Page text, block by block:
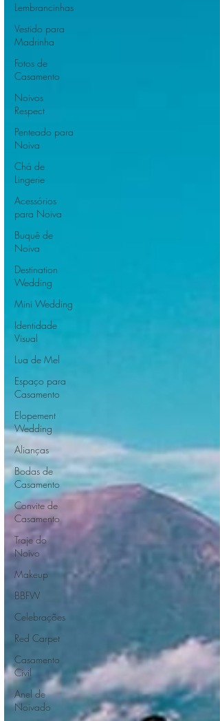
Lembrancinhas
Vestido para
Madrinha
Fotos de
Casamento
Noivos
Respect
Penteado para
Noiva
Chá de
Lingerie
Acessórios
para Noiva
Buquê de
Noiva
Destination
Wedding
Mini Wedding
Identidade
Visual
Lua de Mel
Espaço para
Casamento
Elopement
Wedding
Alianças
Bodas de
Casamento
Convite de
Casamento
Traje do
Noivo
Makeup
BBFW
Celebrações
Red Carpet
Casamento
Civil
Anel de
Noivado